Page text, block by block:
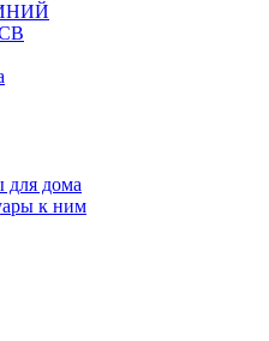
для дома
к ним